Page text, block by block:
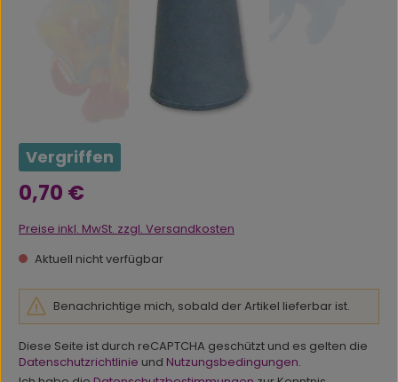
Vergriffen
Regulärer Preis:
0,70 €
Preise inkl. MwSt. zzgl. Versandkosten
Aktuell nicht verfügbar
Benachrichtige mich, sobald der Artikel lieferbar ist.
Diese Seite ist durch reCAPTCHA geschützt und es gelten die
Datenschutzrichtlinie und Nutzungsbedingungen.